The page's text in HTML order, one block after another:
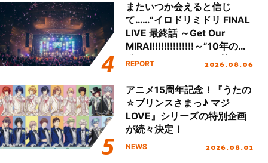
またいつか会えると信じ
て……“イロドリミドリ FINAL
LIVE 最終話 ～Get Our
MIRAI!!!!!!!!!!!!!!～”10年の活
動を経てファイナルを迎える
REPORT 2026.08.06
アニメ15周年記念！『うたの
☆プリンスさまっ♪ マジ
LOVE』シリーズの特別企画
が続々決定！
NEWS 2026.08.01